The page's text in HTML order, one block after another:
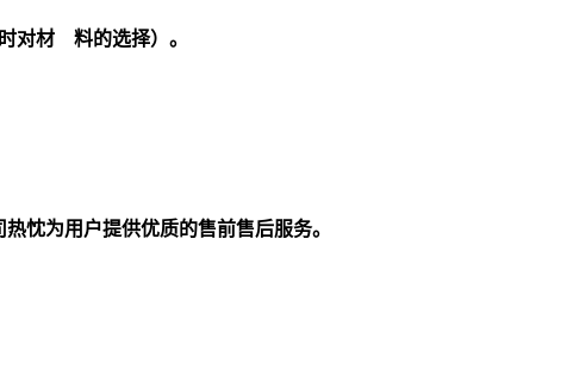
对材 料的选择）。
忱为用户提供优质的售前售后服务。